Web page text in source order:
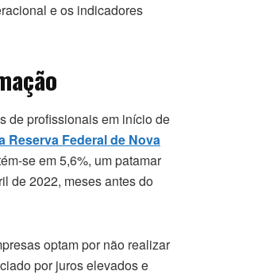
e os indicadores
de profissionais em início de
Reserva Federal de Nova
se em 5,6%, um patamar
de 2022, meses antes do
optam por não realizar
por juros elevados e